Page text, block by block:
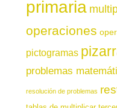
primaria
operaciones
pictogramas
problemas
resolución de problemas